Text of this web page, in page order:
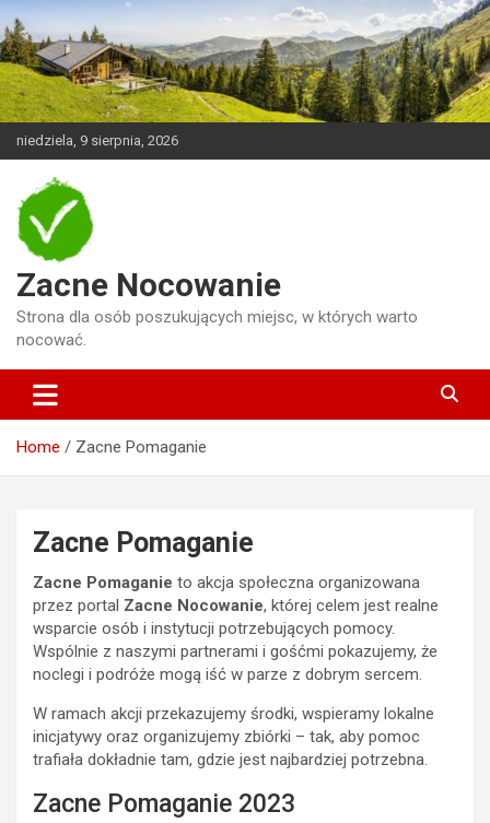
Skip
to
content
niedziela, 9 sierpnia, 2026
Zacne Nocowanie
Strona dla osób poszukujących miejsc, w których warto
nocować.
Home Zacne Pomaganie
Zacne Pomaganie
Zacne Pomaganie to akcja społeczna organizowana
przez portal Zacne Nocowanie, której celem jest realne
wsparcie osób i instytucji potrzebujących pomocy.
Wspólnie z naszymi partnerami i gośćmi pokazujemy, że
noclegi i podróże mogą iść w parze z dobrym sercem.
W ramach akcji przekazujemy środki, wspieramy lokalne
inicjatywy oraz organizujemy zbiórki – tak, aby pomoc
trafiała dokładnie tam, gdzie jest najbardziej potrzebna.
Zacne Pomaganie 2023